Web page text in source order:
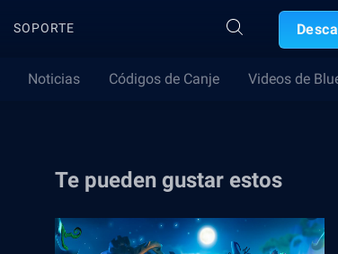
SOPORTE
Noticias Códigos de Canje Videos de
Te pueden gustar estos